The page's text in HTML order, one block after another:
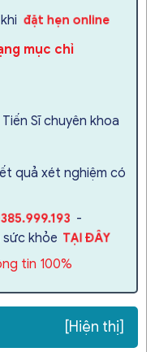
đặt hẹn online
mục chỉ
Sĩ chuyên khoa
quả xét nghiệm có
-
khỏe TẠI ĐÂY
tin 100%
[Hiện thị]